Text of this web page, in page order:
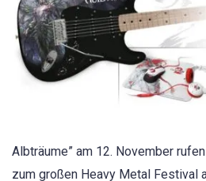
Albträume” am 12. November
zum großen Heavy Metal Festival